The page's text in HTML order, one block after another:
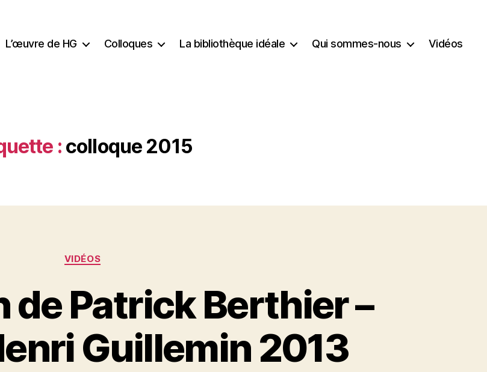
L’œuvre de HG Colloques La bibliothèque idéale Qui sommes-nous Vidéos
: colloque 2015
Catégories
VIDÉOS
Patrick Berthier –
Guillemin 2013